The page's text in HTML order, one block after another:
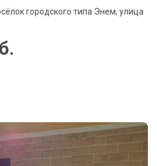
городского типа Энем, улица